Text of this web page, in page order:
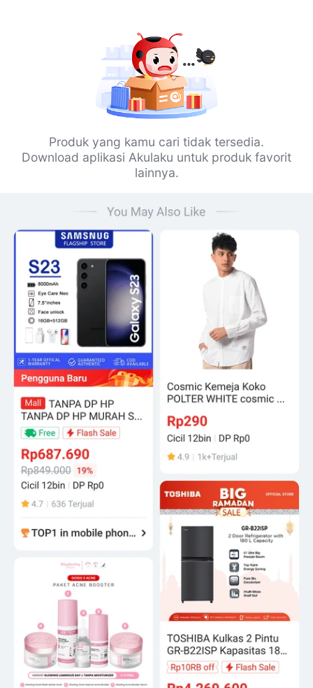
Produk yang kamu cari tidak tersedia.
Download aplikasi Akulaku untuk produk favorit
lainnya.